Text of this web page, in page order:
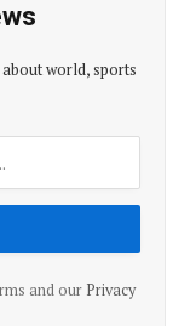
world, sports
and our Privacy